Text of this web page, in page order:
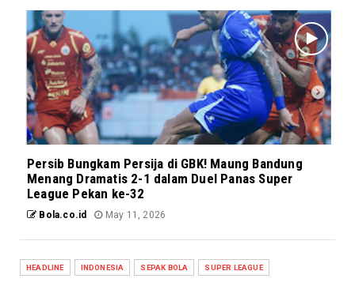
Persib Bungkam Persija di GBK! Maung Bandung
Menang Dramatis 2-1 dalam Duel Panas Super
League Pekan ke-32
Bola.co.id May 11, 2026
HEADLINE INDONESIA SEPAK BOLA SUPER LEAGUE